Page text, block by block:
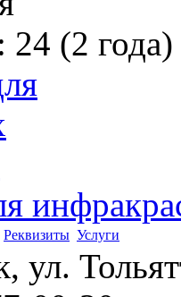
: 24 (2 года)
Реквизиты Услуги
ул.